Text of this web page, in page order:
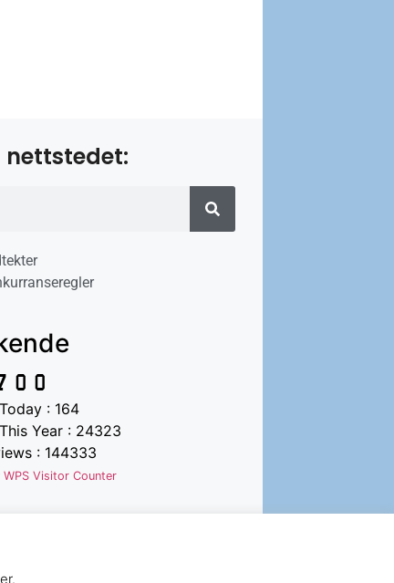
nettstedet:
: 164
Year : 24323
: 144333
WPS Visitor Counter